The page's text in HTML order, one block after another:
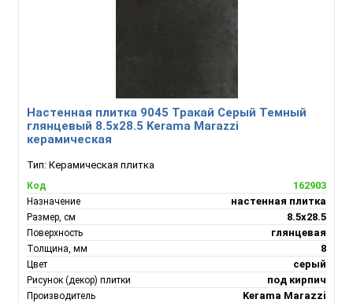
Настенная плитка 9045 Тракай Серый Темный
глянцевый 8.5x28.5 Kerama Marazzi
керамическая
Тип: Керамическая плитка
Код 162903
Назначение настенная плитка
Размер, см 8.5x28.5
Поверхность глянцевая
Толщина, мм 8
Цвет серый
Рисунок (декор) плитки под кирпич
Производитель Kerama Marazzi